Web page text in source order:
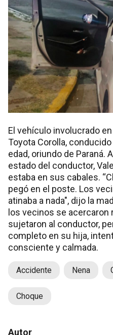
El vehículo involucrado
Toyota Corolla,
edad, oriundo de Paraná.
estado del conductor,
estaba en sus cabales.
pegó en el poste. Los
atinaba a nada", dijo la
los vecinos se acercaron
sujetaron al conductor,
completo en su hija,
consciente y calmada.
Accidente Nena
Choque
Autor